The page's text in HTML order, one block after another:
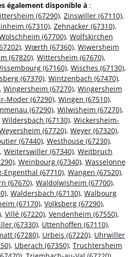
également disponible à :
(67290), Zinswiller (67110),
(67310), Zehnacker (67310),
(67700), Wolfskirchen
, Wœrth (67360), Wiwersheim
(67820), Wittersheim (67670),
(67160), Wisches (67130),
(67370), Wintzenbach (67470),
Wingersheim (67270), Wingersheim
Moder (67290), Wingen (67510),
(67290), Wilwisheim (67270),
Wildersbach (67130), Wickersheim-
(67720), Weyer (67320),
(67440), Westhouse (67230),
, Weiterswiller (67340), Weitbruch
, Weinbourg (67340), Wasselonne
Engenthal (67710), Wangen (67520),
(67670), Waldolwisheim (67700),
, Waldersbach (67130), Walbourg
(67170), Volksberg (67290),
, Villé (67220), Vendenheim (67550),
(67330), Uttenhoffen (67110),
(67280), Urbeis (67220), Uhrwiller
, Uberach (67350), Truchtersheim